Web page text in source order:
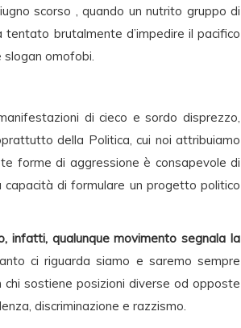
scorso , quando un nutrito gruppo di
brutalmente d’impedire il pacifico
slogan omofobi.
di cieco e sordo disprezzo,
della Politica, cui noi attribuiamo
forme di aggressione è consapevole di
di formulare un progetto politico
infatti, qualunque movimento segnala la
ci riguarda siamo e saremo sempre
sostiene posizioni diverse od opposte
discriminazione e razzismo.